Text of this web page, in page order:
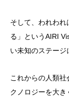
そして、われわ
る」というAIRI
い未知のステージ
これからの人類
クノロジーを大